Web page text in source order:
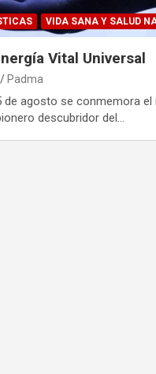
VIDA SANA Y SALUD
Vital Universal
Padma
de agosto se conmemora el
descubridor del…